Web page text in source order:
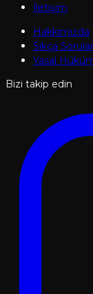
İletişim
Hakkımızda
Sıkça
Yasal
Bizi takip edin